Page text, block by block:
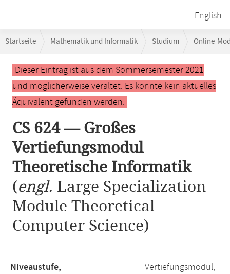
English
Navigation
Startseite Mathematik und Informatik Studium Online-
CS 624 — Großes Vertiefungsmodul Theoretische Informatik
Hauptinhalt
Dieser Eintrag ist aus dem Sommersemester 2021
und möglicherweise veraltet. Es konnte kein aktuelles
Äquivalent gefunden werden.
CS 624 — Großes
Vertiefungsmodul
Theoretische Informatik
(engl. Large Specialization
Module Theoretical
Computer Science)
Niveaustufe,
Vertiefungsmodul,